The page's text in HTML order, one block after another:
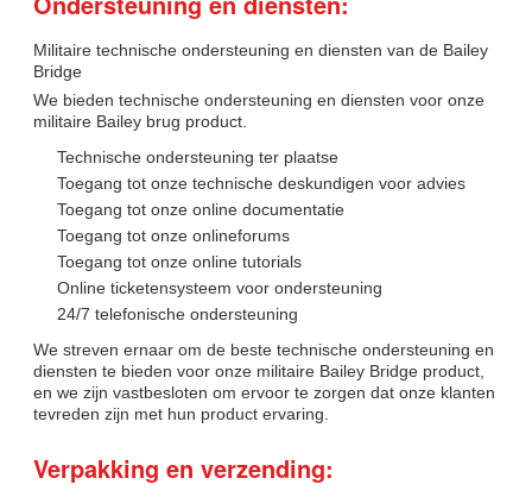
Militaire technische ondersteuning en diensten van de Bailey
Bridge
We bieden technische ondersteuning en diensten voor onze
militaire Bailey brug product.
Technische ondersteuning ter plaatse
Toegang tot onze technische deskundigen voor advies
Toegang tot onze online documentatie
Toegang tot onze onlineforums
Toegang tot onze online tutorials
Online ticketensysteem voor ondersteuning
24/7 telefonische ondersteuning
We streven ernaar om de beste technische ondersteuning en
diensten te bieden voor onze militaire Bailey Bridge product,
en we zijn vastbesloten om ervoor te zorgen dat onze klanten
tevreden zijn met hun product ervaring.
Verpakking en verzending: